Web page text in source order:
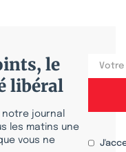
le
libéral
journal
les matins une
vous ne